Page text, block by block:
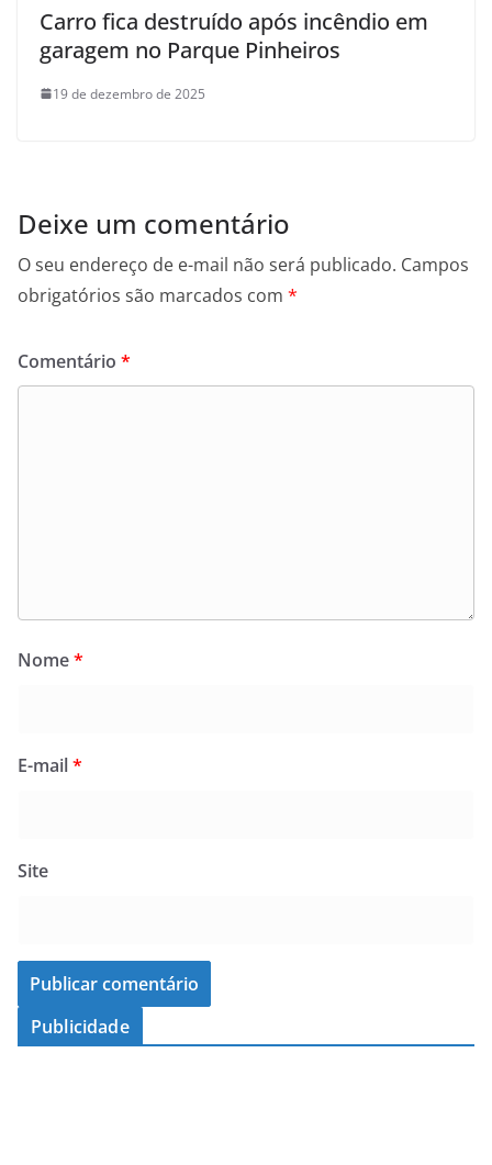
Carro fica destruído após incêndio em
garagem no Parque Pinheiros
19 de dezembro de 2025
Deixe um comentário
O seu endereço de e-mail não será publicado. Campos
obrigatórios são marcados com *
Comentário *
Nome*
E-mail*
Site
Publicidade